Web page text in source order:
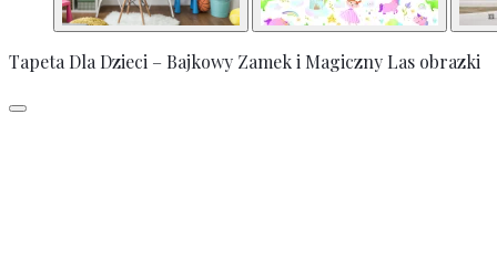
Tapeta Dla Dzieci – Bajkowy Zamek i Magiczny Las obrazki